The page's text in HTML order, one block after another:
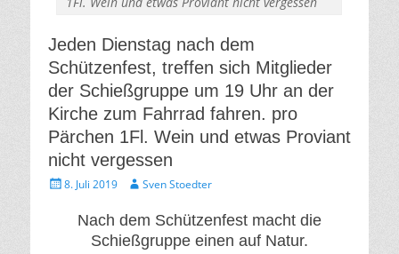
Jeden Dienstag nach dem
Schützenfest, treffen sich Mitglieder
der Schießgruppe um 19 Uhr an der
Kirche zum Fahrrad fahren. pro
Pärchen 1Fl. Wein und etwas Proviant
nicht vergessen
Gepostet
8. Juli 2019 AutorSven Stoedter
Nach dem Schützenfest macht die
Schießgruppe einen auf Natur.